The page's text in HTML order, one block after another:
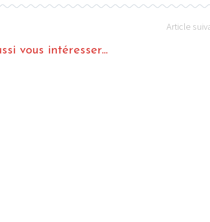
Article
vous intéresser...